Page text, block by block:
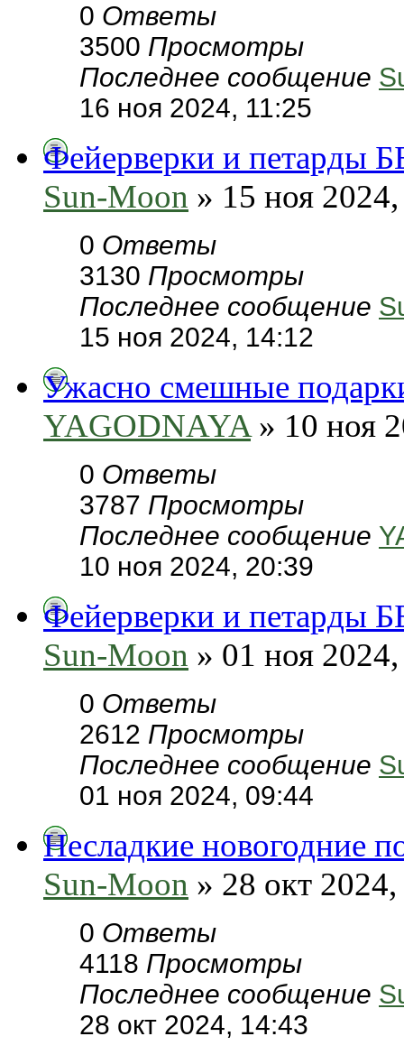
0 Ответы
3500 Просмотры
Последнее сообщение
16 ноя 2024, 11:25
Фейерверки и петарды
Sun-Moon » 15 ноя
0 Ответы
3130 Просмотры
Последнее сообщение
15 ноя 2024, 14:12
Ужасно смешные
YAGODNAYA» 10 ноя
0 Ответы
3787 Просмотры
Последнее сообщение
10 ноя 2024, 20:39
Фейерверки и петарды
Sun-Moon » 01 ноя
0 Ответы
2612 Просмотры
Последнее сообщение
01 ноя 2024, 09:44
Несладкие новогодние
Sun-Moon » 28 окт
0 Ответы
4118 Просмотры
Последнее сообщение
28 окт 2024, 14:43